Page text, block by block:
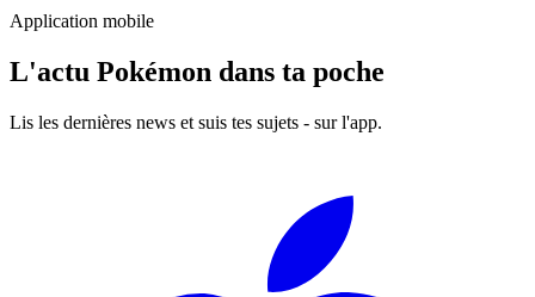
Application mobile
L'actu Pokémon dans ta poche
Lis les dernières news et suis tes sujets - sur l'app.